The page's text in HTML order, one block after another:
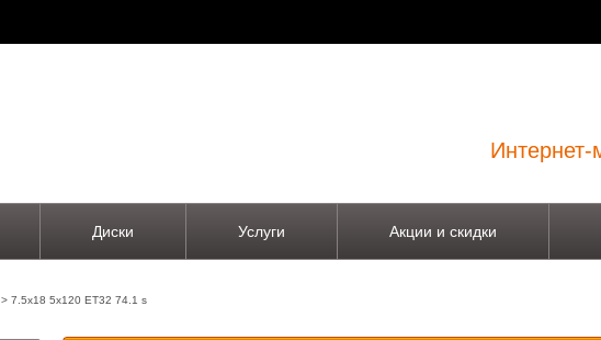
Интернет-
Диски Услуги Акции и скидки
> 7.5x18 5x120 ET32 74.1 s